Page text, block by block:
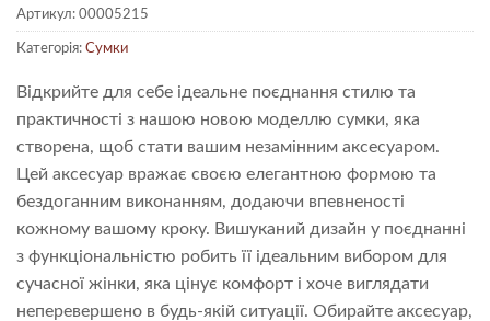
Артикул: 00005215
Категорія: Сумки
Відкрийте для себе ідеальне поєднання стилю та
практичності з нашою новою моделлю сумки, яка
створена, щоб стати вашим незамінним аксесуаром.
Цей аксесуар вражає своєю елегантною формою та
бездоганним виконанням, додаючи впевненості
кожному вашому кроку. Вишуканий дизайн у поєднанні
з функціональністю робить її ідеальним вибором для
сучасної жінки, яка цінує комфорт і хоче виглядати
неперевершено в будь-якій ситуації. Обирайте аксесуар,